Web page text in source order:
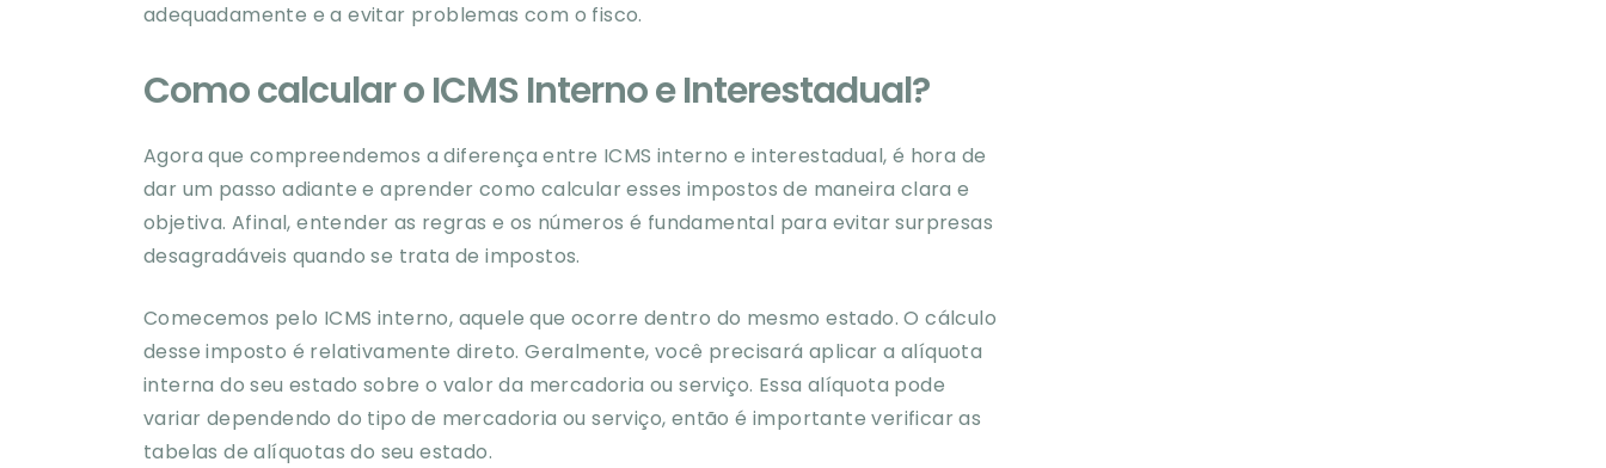
adequadamente e a evitar problemas com o fisco.
Como calcular o ICMS Interno e Interestadual?
Agora que compreendemos a diferença entre ICMS interno e interestadual, é hora de
dar um passo adiante e aprender como calcular esses impostos de maneira clara e
objetiva. Afinal, entender as regras e os números é fundamental para evitar surpresas
desagradáveis quando se trata de impostos.
Comecemos pelo ICMS interno, aquele que ocorre dentro do mesmo estado. O cálculo
desse imposto é relativamente direto. Geralmente, você precisará aplicar a alíquota
interna do seu estado sobre o valor da mercadoria ou serviço. Essa alíquota pode
variar dependendo do tipo de mercadoria ou serviço, então é importante verificar as
tabelas de alíquotas do seu estado.